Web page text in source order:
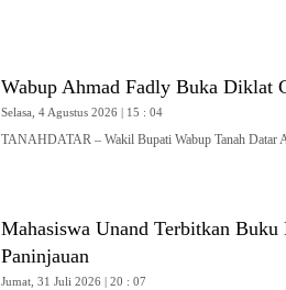
Wabup Ahmad Fadly Buka Diklat
Selasa, 4 Agustus 2026 | 15 : 04
TANAHDATAR – Wakil Bupati Wabup Tanah Datar
Mahasiswa Unand Terbitkan
Paninjauan
Jumat, 31 Juli 2026 | 20 : 07